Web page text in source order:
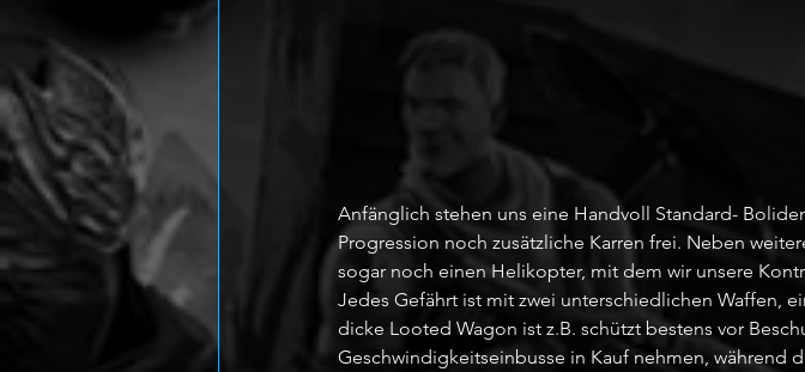
Anfänglich stehen uns eine Handvoll Standard-
Progression noch zusätzliche Karren frei. Neben
sogar noch einen Helikopter, mit dem wir unsere
Jedes Gefährt ist mit zwei unterschiedlichen Waffen,
dicke Looted Wagon ist z.B. schützt bestens vor
Geschwindigkeitseinbusse in Kauf nehmen, während